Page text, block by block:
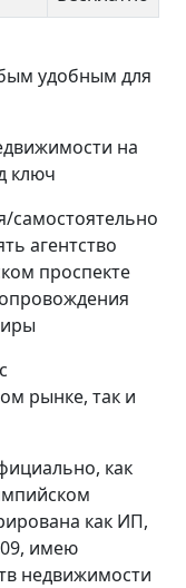
удобным для
на
ключ
самостоятельно
агентство
проспекте
рынке, так и
как
как ИП,
имею
недвижимости